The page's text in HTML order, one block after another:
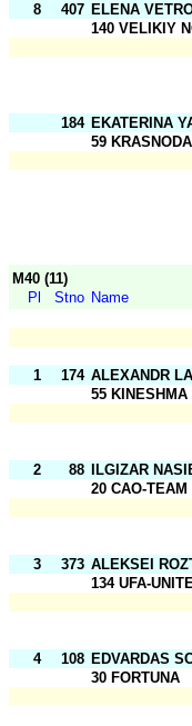
8 407 ELENA
140 VELIKIY
184 EKATERINA
59
M40 (11)
Pl
Stno Name
1 174 ALEXANDR
55 KINESHMA
2 88 ILGIZAR
20 CAO-TEAM
3 373 ALEKSEI
134 UFA-
4 108 EDVARDAS
30 FORTUNA